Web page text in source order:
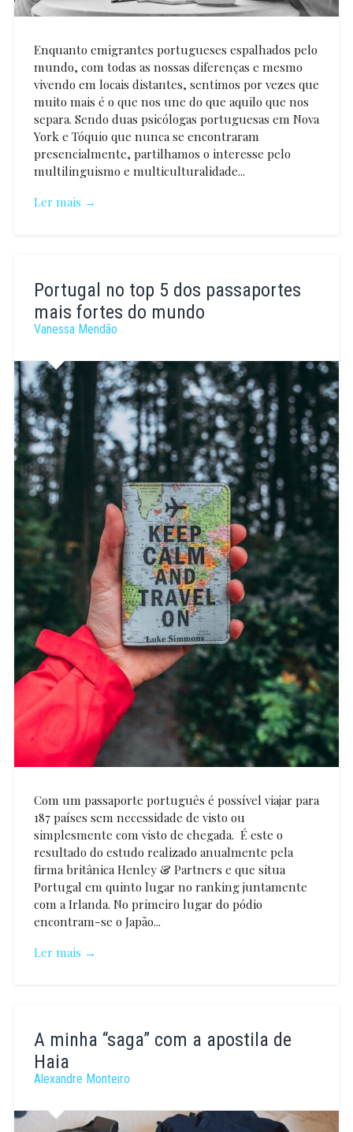
Enquanto emigrantes portugueses espalhados pelo
mundo, com todas as nossas diferenças e mesmo
vivendo em locais distantes, sentimos por vezes que
muito mais é o que nos une do que aquilo que nos
separa. Sendo duas psicólogas portuguesas em Nova
York e Tóquio que nunca se encontraram
presencialmente, partilhamos o interesse pelo
multilinguismo e multiculturalidade...
Ler mais →
Ferreira
Portugal no top 5 dos passaportes
mais fortes do mundo
Vanessa Mendão
Com um passaporte português é possível viajar para
187 países sem necessidade de visto ou
simplesmente com visto de chegada. É este o
resultado do estudo realizado anualmente pela
firma britânica Henley & Partners e que situa
Portugal em quinto lugar no ranking juntamente
com a Irlanda. No primeiro lugar do pódio
encontram-se o Japão...
Ler mais →
Mendão
A minha “saga” com a apostila de
Haia
Alexandre Monteiro